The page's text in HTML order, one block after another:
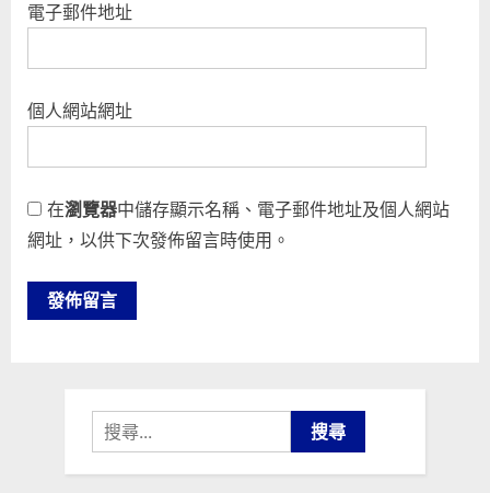
電子郵件地址
個人網站網址
在瀏覽器中儲存顯示名稱、電子郵件地址及個人網站
網址，以供下次發佈留言時使用。
搜
尋
關